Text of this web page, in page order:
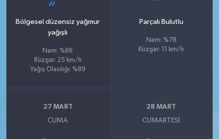
Bölgesel düzensiz yağmur
yağışlı
Nem: %86
Rüzgar: 25 km/h
Yağış Olasılığı: %89
Parçalı Bulutlu
Nem: %78
Rüzgar: 11 km/h
27 MART
CUMA
28 MART
CUMARTESI